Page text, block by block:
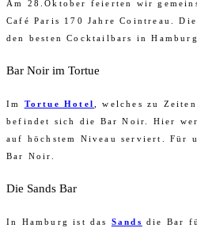
Am 28.Oktober feierten wir
Café Paris 170 Jahre Cointreau.
den besten Cocktailbars in
Bar Noir im Tortue
Im Tortue Hotel
, welches zu
befindet sich die Bar Noir. Hier
auf höchstem Niveau serviert. Für
Bar Noir.
Die Sands Bar
In Hamburg ist das Sands die Bar